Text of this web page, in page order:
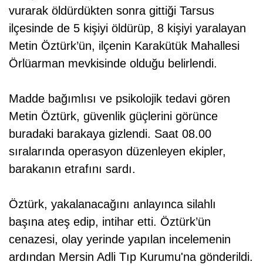
vurarak öldürdükten sonra gittiği Tarsus
ilçesinde de 5 kişiyi öldürüp, 8 kişiyi yaralayan
Metin Öztürk’ün, ilçenin Karakütük Mahallesi
Örlüarman mevkisinde olduğu belirlendi.
Madde bağımlısı ve psikolojik tedavi gören
Metin Öztürk, güvenlik güçlerini görünce
buradaki barakaya gizlendi. Saat 08.00
sıralarında operasyon düzenleyen ekipler,
barakanın etrafını sardı.
Öztürk, yakalanacağını anlayınca silahlı
başına ateş edip, intihar etti. Öztürk’ün
cenazesi, olay yerinde yapılan incelemenin
ardından Mersin Adli Tıp Kurumu'na gönderildi.